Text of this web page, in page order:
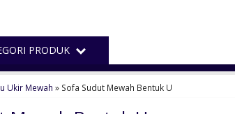
PRODUK
Ukir Mewah » Sofa Sudut Mewah Bentuk U